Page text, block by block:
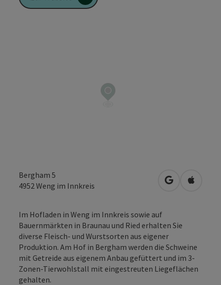
Bergham 5
4952 Weng im Innkreis in Google
in
Im Hofladen in Weng im Innkreis sowie auf
Bauernmärkten in Braunau und Ried erhalten Sie
diverse Fleisch- und Wurstsorten aus eigener
Produktion. Am Hof in Bergham werden die Schweine
mit Getreide aus eigenem Anbau gefüttert und im 3-
Zonen-Tierwohlstall mit eingestreuten Liegeflächen
gehalten.